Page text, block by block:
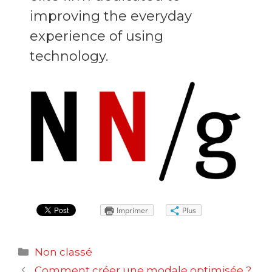
improving the everyday
experience of using
technology.
Imprimer Plus
Catégories
Non classé
Navigation